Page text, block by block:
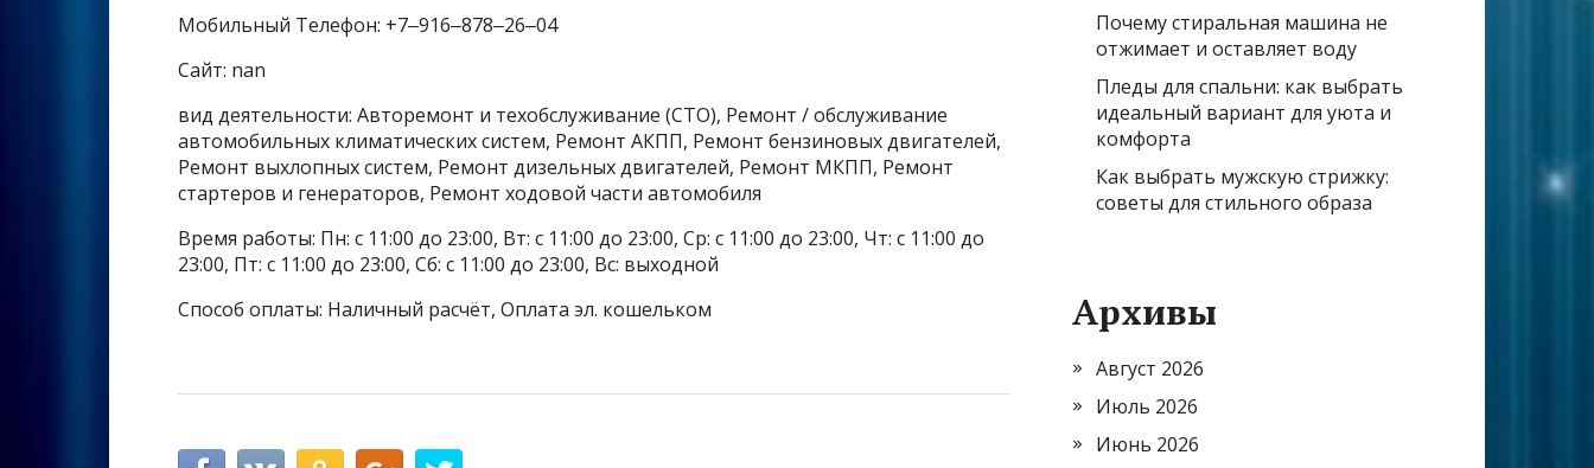
Мобильный Телефон: +7‒916‒878‒26‒04
Сайт: nan
вид деятельности: Авторемонт и техобслуживание (СТО), Ремонт / обслуживание
автомобильных климатических систем, Ремонт АКПП, Ремонт бензиновых двигателей,
Ремонт выхлопных систем, Ремонт дизельных двигателей, Ремонт МКПП, Ремонт
стартеров и генераторов, Ремонт ходовой части автомобиля
Время работы: Пн: с 11:00 до 23:00, Вт: с 11:00 до 23:00, Ср: с 11:00 до 23:00, Чт: с 11:00 до
23:00, Пт: с 11:00 до 23:00, Сб: с 11:00 до 23:00, Вс: выходной
Способ оплаты: Наличный расчёт, Оплата эл. кошельком
Почему стиральная машина не
отжимает и оставляет воду
Пледы для спальни: как выбрать
идеальный вариант для уюта и
комфорта
Как выбрать мужскую стрижку:
советы для стильного образа
Архивы
Август 2026
Июль 2026
Июнь 2026